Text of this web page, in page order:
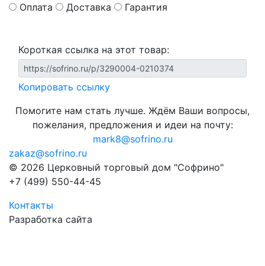
Оплата Доставка Гарантия
Короткая ссылка на этот товар:
Копировать ссылку
Помогите нам стать лучше. Ждём Ваши вопросы,
пожелания, предложения и идеи на почту:
mark8@sofrino.ru
zakaz@sofrino.ru
© 2026 Церковный торговый дом "Софрино"
+7 (499) 550-44-45
Контакты
Разработка сайта